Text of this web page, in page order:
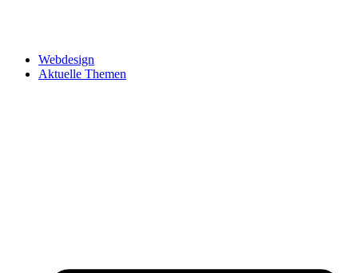
Webdesign
Aktuelle Themen